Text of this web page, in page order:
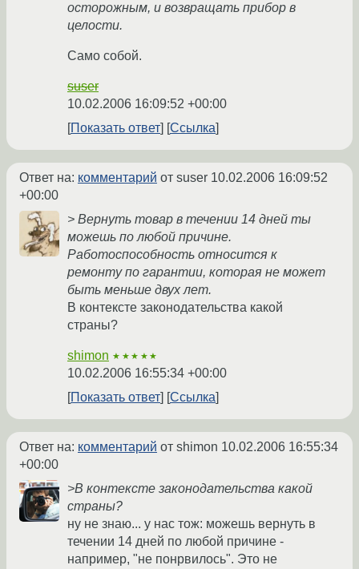
осторожным, и возвращать прибор в
целости.
Само собой.
suser
10.02.2006 16:09:52 +00:00
Показать ответ
Ссылка
Ответ на: комментарий от suser 10.02.2006 16:09:52
+00:00
> Вернуть товар в течении 14 дней ты
можешь по любой причине.
Работоспособность относится к
ремонту по гарантии, которая не может
быть меньше двух лет.
В контексте законодательства какой
страны?
shimon ★★★★★
10.02.2006 16:55:34 +00:00
Показать ответ
Ссылка
Ответ на: комментарий от shimon 10.02.2006 16:55:34
+00:00
>В контексте законодательства какой
страны?
ну не знаю... у нас тож: можешь вернуть в
течении 14 дней по любой причине -
например, "не понрвилось". Это не